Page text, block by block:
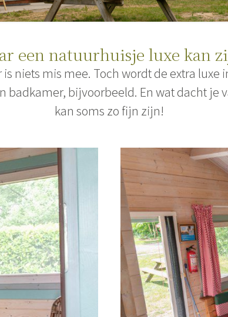
een natuurhuisje luxe kan
niets mis mee. Toch wordt de extra
badkamer, bijvoorbeeld. En wat dacht
kan soms zo fijn zijn!